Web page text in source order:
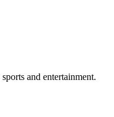
and entertainment.